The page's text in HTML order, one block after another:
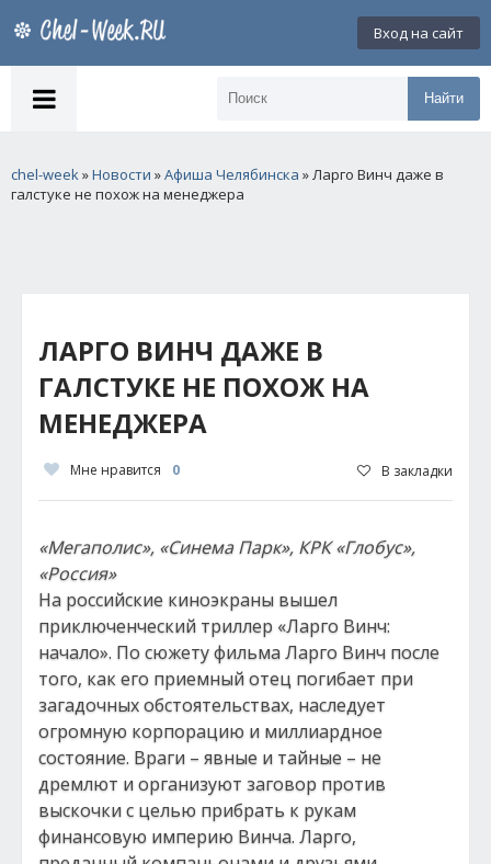
Вход на сайт
Найти
chel-week»Новости »Афиша Челябинска » Ларго Винч даже в
галстуке не похож на менеджера
ЛАРГО ВИНЧ ДАЖЕ В
ГАЛСТУКЕ НЕ ПОХОЖ НА
МЕНЕДЖЕРА
Мне нравится 0 В закладки
«Мегаполис», «Синема Парк», КРК «Глобус»,
«Россия»
На российские киноэкраны вышел
приключенческий триллер «Ларго Винч:
начало». По сюжету фильма Ларго Винч после
того, как его приемный отец погибает при
загадочных обстоятельствах, наследует
огромную корпорацию и миллиардное
состояние. Враги – явные и тайные – не
дремлют и организуют заговор против
выскочки с целью прибрать к рукам
финансовую империю Винча. Ларго,